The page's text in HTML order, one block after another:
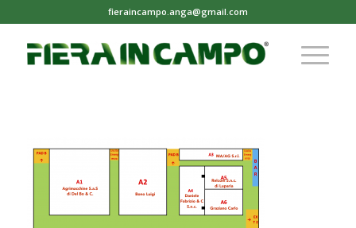
fieraincampo.anga@gmail.com